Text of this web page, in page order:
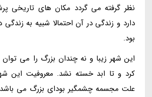
نظر گرفته می گردد مکان های تاریخی
دارد و زندگی در آن احتمالا شبیه به
بود.
این شهر زیبا و نه چندان بزرگ را می توان
کرد و تا ابد خسته نشد. معروفیت این
علت مجسمه چشمگیر بودای بزرگ می باشد